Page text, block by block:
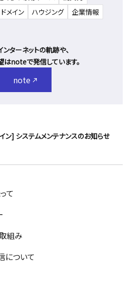
ドメイン ハウジング 企業情報
ンターネットの軌跡や、
はnoteで発信しています。
note
ン] システムメンテナンスのお知らせ
て
組み
について